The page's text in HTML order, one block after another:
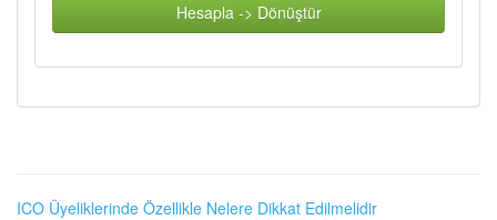
Hesapla -> Dönüştür
ICO Üyeliklerinde Özellikle Nelere Dikkat Edilmelidir